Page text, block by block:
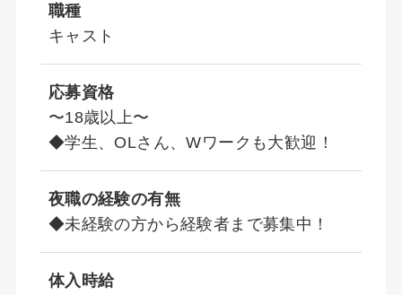
職種
キャスト
応募資格
〜18歳以上〜
◆学生、OLさん、Wワークも大歓迎！
夜職の経験の有無
◆未経験の方から経験者まで募集中！
体入時給